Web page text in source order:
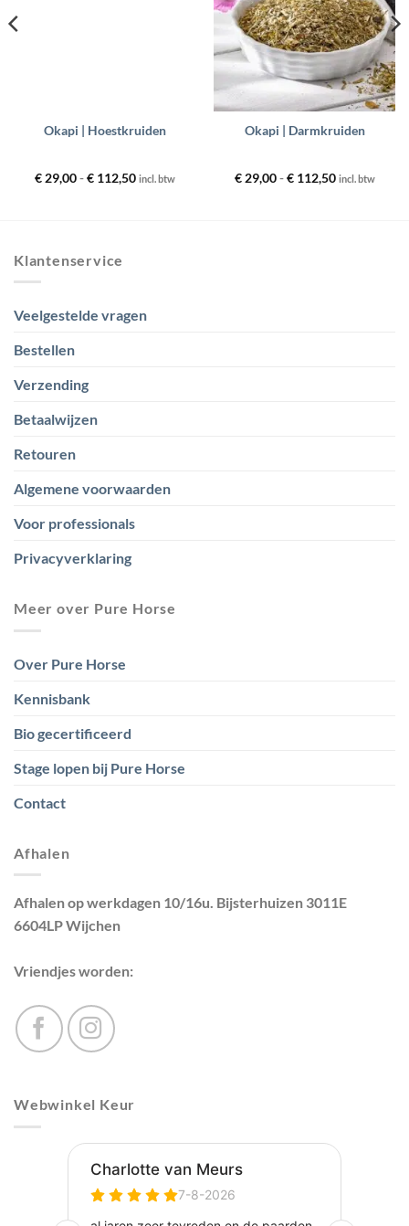
Okapi | Hoestkruiden
€29,00 - €112,50Prijsklasse:
incl. btw
Okapi | Darmkruiden
€29,00 - €112,50Prijsklasse:
incl. btw
Klantenservice
Veelgestelde vragen
Bestellen
Verzending
Betaalwijzen
Retouren
Algemene voorwaarden
Voor professionals
Privacyverklaring
Meer over Pure Horse
Over Pure Horse
Kennisbank
Bio gecertificeerd
Stage lopen bij Pure Horse
Contact
Afhalen
Afhalen op werkdagen 10/16u. Bijsterhuizen 3011E
6604LP Wijchen
Vriendjes worden:
Webwinkel Keur